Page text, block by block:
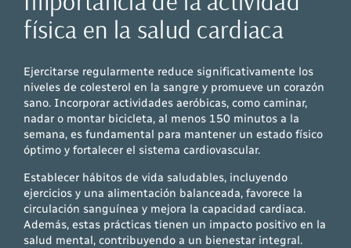
física en la salud cardiaca
Ejercitarse regularmente reduce significativamente los
niveles de colesterol en la sangre y promueve un corazón
sano. Incorporar actividades aeróbicas, como caminar,
nadar o montar bicicleta, al menos 150 minutos a la
semana, es fundamental para mantener un estado físico
óptimo y fortalecer el sistema cardiovascular.
Establecer hábitos de vida saludables, incluyendo
ejercicios y una alimentación balanceada, favorece la
circulación sanguínea y mejora la capacidad cardiaca.
Además, estas prácticas tienen un impacto positivo en la
salud mental, contribuyendo a un bienestar integral.